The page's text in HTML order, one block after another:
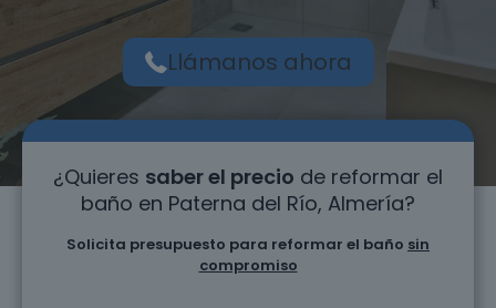
Llámanos ahora
¿Quieres saber el precio de reformar el
baño en Paterna del Río, Almería?
Solicita presupuesto para reformar el baño sin
compromiso